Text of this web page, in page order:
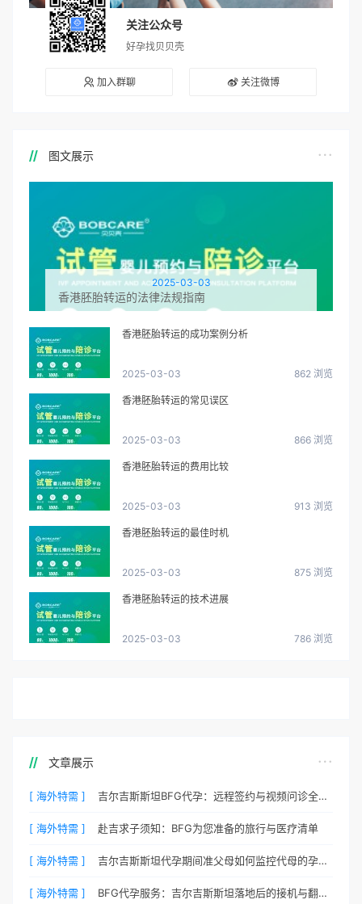
关注公众号
好孕找贝贝壳
加入群聊 关注微博
图文展示
2025-03-03
香港胚胎转运的法律法规指南
香港胚胎转运的成功案例分析
2025-03-03 862 浏览
香港胚胎转运的常见误区
2025-03-03 866 浏览
香港胚胎转运的费用比较
2025-03-03 913 浏览
香港胚胎转运的最佳时机
2025-03-03 875 浏览
香港胚胎转运的技术进展
2025-03-03 786 浏览
文章展示
[ 海外特需 ] 吉尔吉斯斯坦BFG代孕：远程签约与视频问诊全流程
[ 海外特需 ] 赴吉求子须知：BFG为您准备的旅行与医疗清单
[ 海外特需 ] 吉尔吉斯斯坦代孕期间准父母如何监控代母的孕期状态？
[ 海外特需 ] BFG代孕服务：吉尔吉斯斯坦落地后的接机与翻译安排